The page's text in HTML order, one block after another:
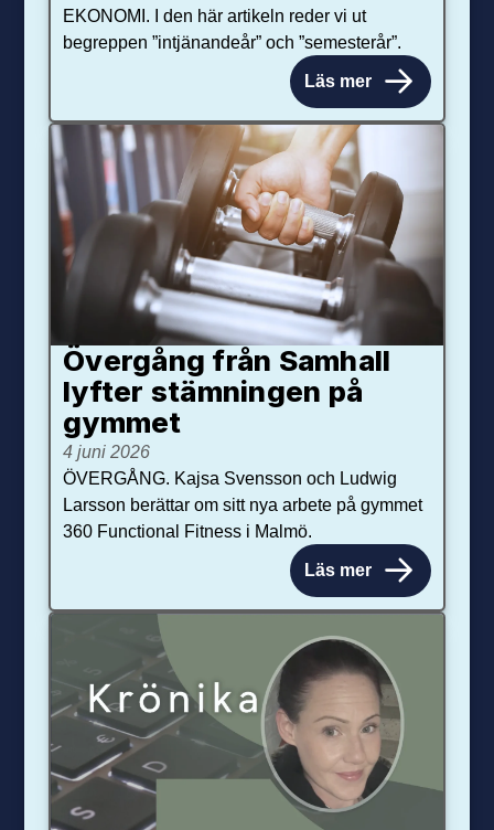
EKONOMI. I den här artikeln reder vi ut
begreppen ”intjänandeår” och ”semesterår”.
Läs mer
Övergång från Samhall
lyfter stämningen på
gymmet
4 juni 2026
ÖVERGÅNG. Kajsa Svensson och Ludwig
Larsson berättar om sitt nya arbete på gymmet
360 Functional Fitness i Malmö.
Läs mer